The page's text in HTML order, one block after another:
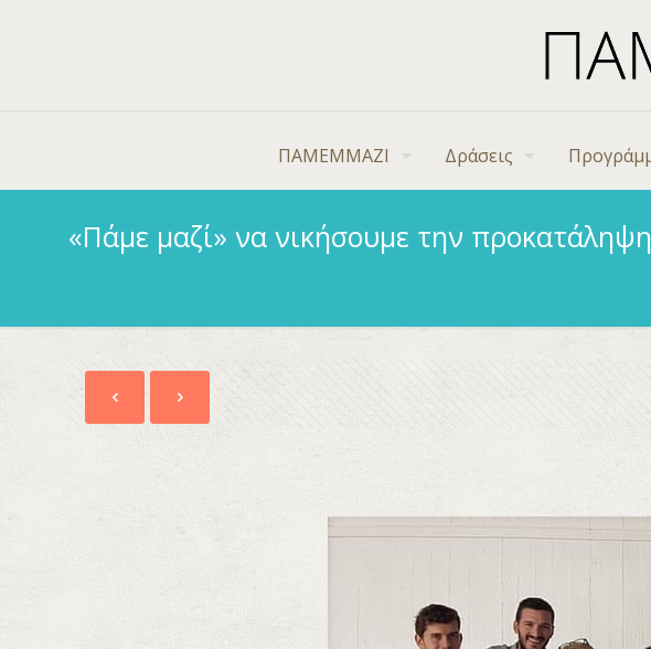
ΠΑΜΕΜΜΑΖΙ Δράσεις
«Πάμε μαζί» να νικήσουμε την